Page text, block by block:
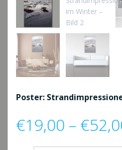
Poster:
€19,00 – €